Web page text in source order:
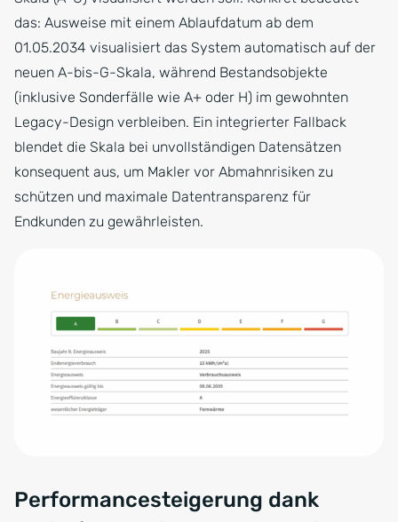
das: Ausweise mit einem Ablaufdatum ab dem
01.05.2034 visualisiert das System automatisch auf der
neuen A-bis-G-Skala, während Bestandsobjekte
(inklusive Sonderfälle wie A+ oder H) im gewohnten
Legacy-Design verbleiben. Ein integrierter Fallback
blendet die Skala bei unvollständigen Datensätzen
konsequent aus, um Makler vor Abmahnrisiken zu
schützen und maximale Datentransparenz für
Endkunden zu gewährleisten.
Performancesteigerung dank